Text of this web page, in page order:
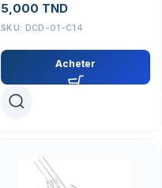
5,000 TND
SKU: DCD-01-C14
Acheter